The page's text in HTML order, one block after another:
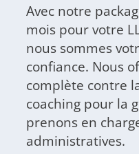
Avec notre
mois pour votre
nous sommes
confiance. Nous
complète contre
coaching pour la
prenons en
administratives.